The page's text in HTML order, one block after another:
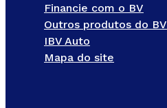
Financie com o BV
Outros produtos do BV
IBV Auto
Mapa do site